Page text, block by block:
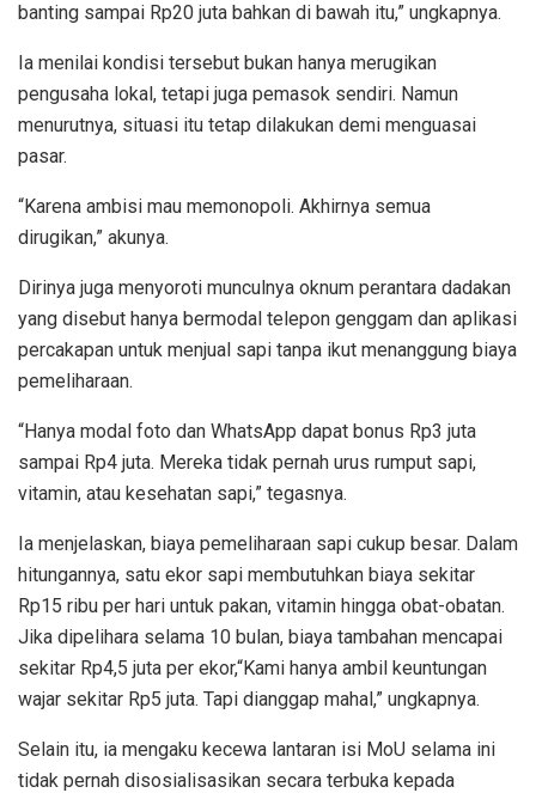
banting sampai Rp20 juta bahkan di bawah itu,” ungkapnya.
Ia menilai kondisi tersebut bukan hanya merugikan
pengusaha lokal, tetapi juga pemasok sendiri. Namun
menurutnya, situasi itu tetap dilakukan demi menguasai
pasar.
“Karena ambisi mau memonopoli. Akhirnya semua
dirugikan,” akunya.
Dirinya juga menyoroti munculnya oknum perantara dadakan
yang disebut hanya bermodal telepon genggam dan aplikasi
percakapan untuk menjual sapi tanpa ikut menanggung biaya
pemeliharaan.
“Hanya modal foto dan WhatsApp dapat bonus Rp3 juta
sampai Rp4 juta. Mereka tidak pernah urus rumput sapi,
vitamin, atau kesehatan sapi,” tegasnya.
Ia menjelaskan, biaya pemeliharaan sapi cukup besar. Dalam
hitungannya, satu ekor sapi membutuhkan biaya sekitar
Rp15 ribu per hari untuk pakan, vitamin hingga obat-obatan.
Jika dipelihara selama 10 bulan, biaya tambahan mencapai
sekitar Rp4,5 juta per ekor,“Kami hanya ambil keuntungan
wajar sekitar Rp5 juta. Tapi dianggap mahal,” ungkapnya.
Selain itu, ia mengaku kecewa lantaran isi MoU selama ini
tidak pernah disosialisasikan secara terbuka kepada